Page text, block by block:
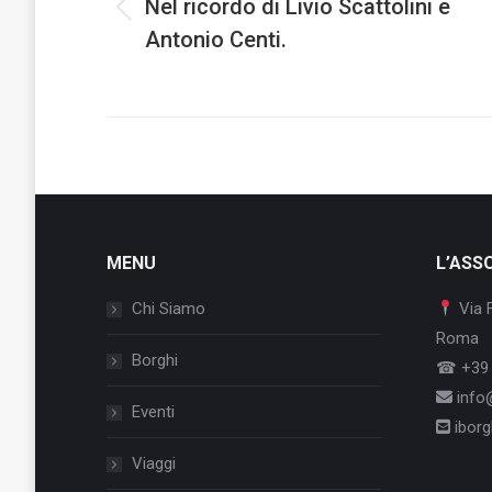
Previous
post:
Nel ricordo di Livio Scattolini e
Antonio Centi.
MENU
Chi Siamo
Borghi
Eventi
Viaggi
Via
Roma
☎ +39